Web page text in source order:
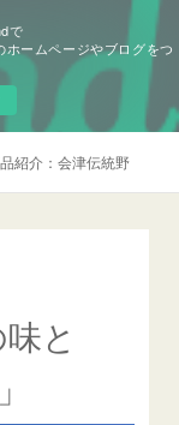
で
ホームページやブログをつ
紹介：会津伝統野菜
と